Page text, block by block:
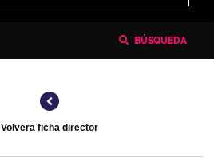
BÚSQUEDA
Volvera ficha director